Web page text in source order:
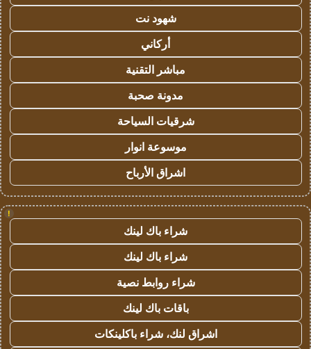
شهود نت
أركاني
مباشر التقنية
مدونة صحبة
شرقيات السياحة
موسوعة انوار
اشراق الأرباح
!
شراء باك لينك
شراء باك لينك
شراء روابط نصية
باقات باك لينك
اشراق لنك، شراء باكلينكات